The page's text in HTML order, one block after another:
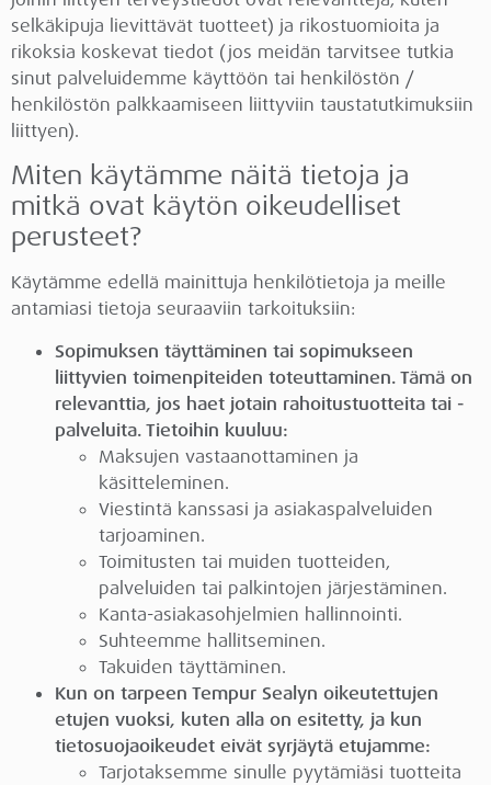
selkäkipuja lievittävät tuotteet) ja rikostuomioita ja
rikoksia koskevat tiedot (jos meidän tarvitsee tutkia
sinut palveluidemme käyttöön tai henkilöstön /
henkilöstön palkkaamiseen liittyviin taustatutkimuksiin
liittyen).
Miten käytämme näitä tietoja ja
mitkä ovat käytön oikeudelliset
perusteet?
Käytämme edellä mainittuja henkilötietoja ja meille
antamiasi tietoja seuraaviin tarkoituksiin:
Sopimuksen täyttäminen tai sopimukseen
liittyvien toimenpiteiden toteuttaminen. Tämä on
relevanttia, jos haet jotain rahoitustuotteita tai -
palveluita. Tietoihin kuuluu:
Maksujen vastaanottaminen ja
käsitteleminen.
Viestintä kanssasi ja asiakaspalveluiden
tarjoaminen.
Toimitusten tai muiden tuotteiden,
palveluiden tai palkintojen järjestäminen.
Kanta-asiakasohjelmien hallinnointi.
Suhteemme hallitseminen.
Takuiden täyttäminen.
Kun on tarpeen Tempur Sealyn oikeutettujen
etujen vuoksi, kuten alla on esitetty, ja kun
tietosuojaoikeudet eivät syrjäytä etujamme:
Tarjotaksemme sinulle pyytämiäsi tuotteita